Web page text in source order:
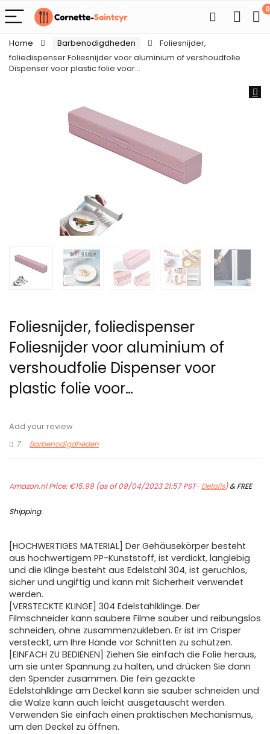
0
Home Barbenodigdheden
Foliesnijder,
foliedispenser Foliesnijder voor aluminium of vershoudfolie
Dispenser voor plastic folie voor…
Foliesnijder, foliedispenser
Foliesnijder voor aluminium of
vershoudfolie Dispenser voor
plastic folie voor…
Add your review
7
Barbenodigdheden
Amazon.nl Price:€15.99(as of 09/04/2023 21:57 PST- Details)&FREE
Shipping.
[HOCHWERTIGES MATERIAL] Der Gehäusekörper besteht
aus hochwertigem PP-Kunststoff, ist verdickt, langlebig
und die Klinge besteht aus Edelstahl 304, ist geruchlos,
sicher und ungiftig und kann mit Sicherheit verwendet
werden.
[VERSTECKTE KLINGE] 304 Edelstahlklinge. Der
Filmschneider kann saubere Filme sauber und reibungslos
schneiden, ohne zusammenzukleben. Er ist im Crisper
versteckt, um Ihre Hände vor Schnitten zu schützen.
[EINFACH ZU BEDIENEN] Ziehen Sie einfach die Folie heraus,
um sie unter Spannung zu halten, und drücken Sie dann
den Spender zusammen. Die fein gezackte
Edelstahlklinge am Deckel kann sie sauber schneiden und
die Walze kann auch leicht ausgetauscht werden.
Verwenden Sie einfach einen praktischen Mechanismus,
um den Deckel zu öffnen.